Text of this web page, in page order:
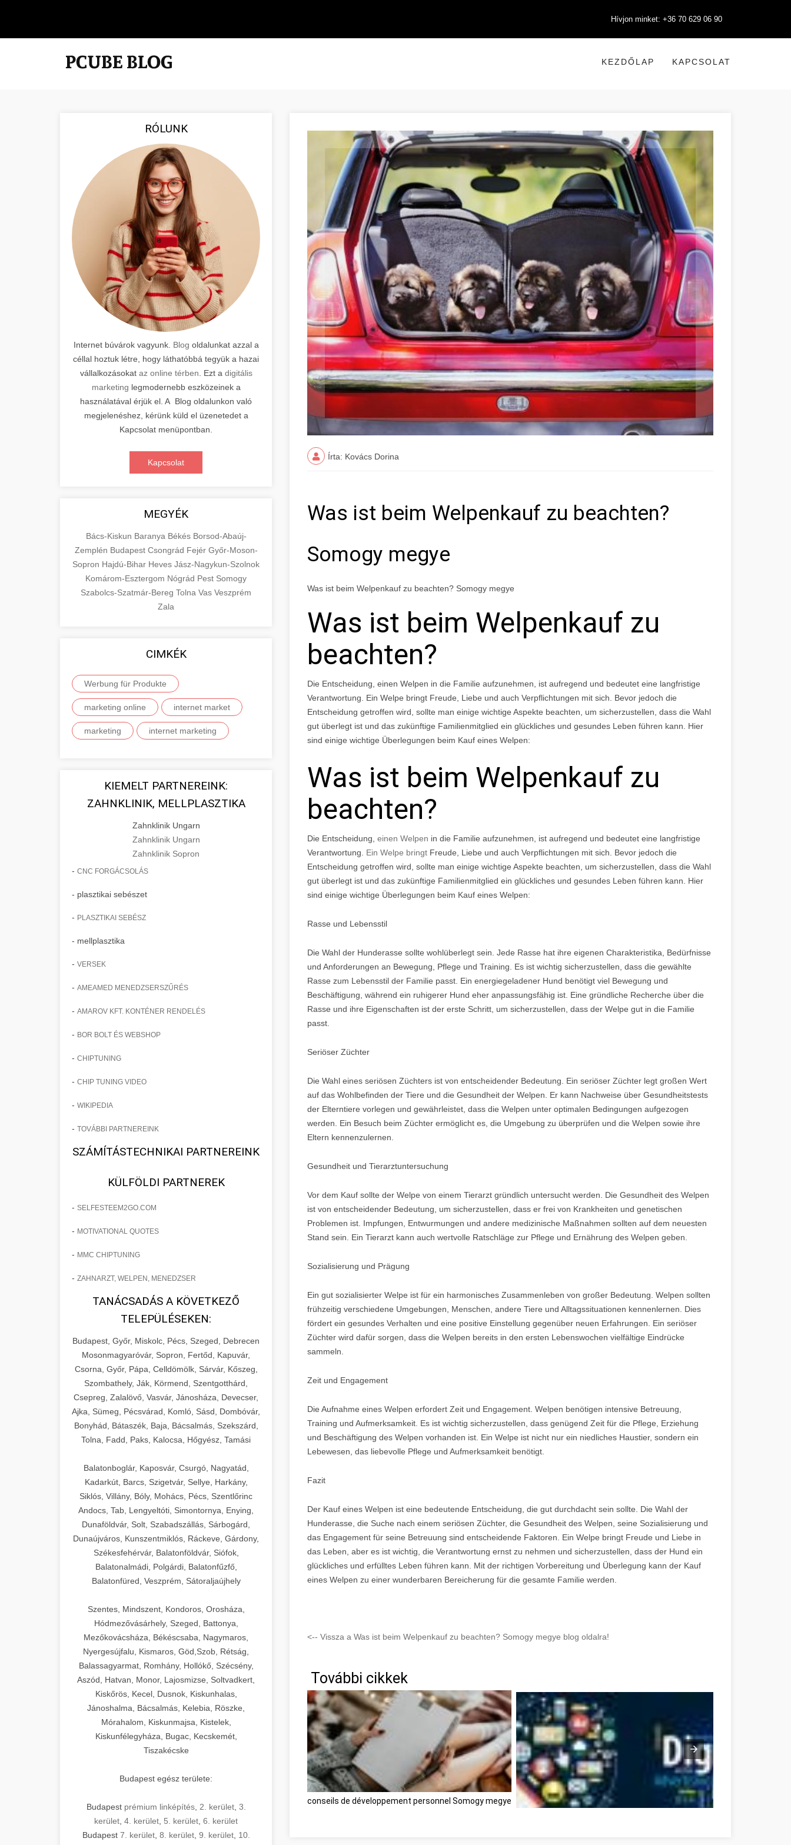
Hívjon minket: +36 70 629 06 90
KEZDŐLAP KAPCSOLAT
RÓLUNK
Internet búvárok vagyunk. Blog oldalunkat azzal a
céllal hoztuk létre, hogy láthatóbbá tegyük a hazai
vállalkozásokat az online térben . Ezt a digitális
marketing legmodernebb eszközeinek a
használatával érjük el. A Blog oldalunkon való
megjelenéshez, kérünk küld el üzenetedet a
Kapcsolat menüpontban.
Kapcsolat
MEGYÉK
Bács-Kiskun Baranya Békés Borsod-Abaúj-
Zemplén Budapest Csongrád Fejér Győr-Moson-
Sopron Hajdú-Bihar Heves Jász-Nagykun-Szolnok
Komárom-Esztergom Nógrád Pest Somogy
Szabolcs-Szatmár-Bereg Tolna Vas Veszprém
Zala
CIMKÉK
Werbung für Produkte
marketing online internet market
marketing internet marketing
KIEMELT PARTNEREINK:
ZAHNKLINIK, MELLPLASZTIKA
Zahnklinik Ungarn
Zahnklinik Ungarn
Zahnklinik Sopron
- CNC FORGÁCSOLÁS
- plasztikai sebészet
- PLASZTIKAI SEBÉSZ
- mellplasztika
- VERSEK
- AMEAMED MENEDZSERSZŰRÉS
- AMAROV KFT. KONTÉNER RENDELÉS
- BOR BOLT ÉS WEBSHOP
- CHIPTUNING
- CHIP TUNING VIDEO
- WIKIPEDIA
- TOVÁBBI PARTNEREINK
SZÁMÍTÁSTECHNIKAI PARTNEREINK
KÜLFÖLDI PARTNEREK
- SELFESTEEM2GO.COM
- MOTIVATIONAL QUOTES
- MMC CHIPTUNING
- ZAHNARZT, WELPEN, MENEDZSER
TANÁCSADÁS A KÖVETKEZŐ
TELEPÜLÉSEKEN:
Budapest, Győr, Miskolc, Pécs, Szeged, Debrecen
Mosonmagyaróvár, Sopron, Fertőd, Kapuvár,
Csorna, Győr, Pápa, Celldömölk, Sárvár, Kőszeg,
Szombathely, Ják, Körmend, Szentgotthárd,
Csepreg, Zalalövő, Vasvár, Jánosháza, Devecser,
Ajka, Sümeg, Pécsvárad, Komló, Sásd, Dombóvár,
Bonyhád, Bátaszék, Baja, Bácsalmás, Szekszárd,
Tolna, Fadd, Paks, Kalocsa, Hőgyész, Tamási
Balatonboglár, Kaposvár, Csurgó, Nagyatád,
Kadarkút, Barcs, Szigetvár, Sellye, Harkány,
Siklós, Villány, Bóly, Mohács, Pécs, Szentlőrinc
Andocs, Tab, Lengyeltóti, Simontornya, Enying,
Dunaföldvár, Solt, Szabadszállás, Sárbogárd,
Dunaújváros, Kunszentmiklós, Ráckeve, Gárdony,
Székesfehérvár, Balatonföldvár, Siófok,
Balatonalmádi, Polgárdi, Balatonfűzfő,
Balatonfüred, Veszprém, Sátoraljaújhely
Szentes, Mindszent, Kondoros, Orosháza,
Hódmezővásárhely, Szeged, Battonya,
Mezőkovácsháza, Békéscsaba, Nagymaros,
Nyergesújfalu, Kismaros, Göd,Szob, Rétság,
Balassagyarmat, Romhány, Hollókő, Szécsény,
Aszód, Hatvan, Monor, Lajosmizse, Soltvadkert,
Kiskőrös, Kecel, Dusnok, Kiskunhalas,
Jánoshalma, Bácsalmás, Kelebia, Röszke,
Mórahalom, Kiskunmajsa, Kistelek,
Kiskunfélegyháza, Bugac, Kecskemét,
Tiszakécske
Budapest egész területe:
Budapest prémium linképítés, 2. kerület, 3.
kerület 4. kerület 5. kerület 6. kerület
Budapest 7. kerület, 8. kerület, 9. kerület, 10.
Írta: Kovács Dorina
Was ist beim Welpenkauf zu beachten?
Somogy megye
Was ist beim Welpenkauf zu beachten? Somogy megye
Was ist beim Welpenkauf zu
beachten?
Die Entscheidung, einen Welpen in die Familie aufzunehmen, ist aufregend und bedeutet eine langfristige
Verantwortung. Ein Welpe bringt Freude, Liebe und auch Verpflichtungen mit sich. Bevor jedoch die
Entscheidung getroffen wird, sollte man einige wichtige Aspekte beachten, um sicherzustellen, dass die Wahl
gut überlegt ist und das zukünftige Familienmitglied ein glückliches und gesundes Leben führen kann. Hier
sind einige wichtige Überlegungen beim Kauf eines Welpen:
Was ist beim Welpenkauf zu
beachten?
Die Entscheidung, einen Welpen in die Familie aufzunehmen, ist aufregend und bedeutet eine langfristige
Verantwortung. Ein Welpe bringt Freude, Liebe und auch Verpflichtungen mit sich. Bevor jedoch die
Entscheidung getroffen wird, sollte man einige wichtige Aspekte beachten, um sicherzustellen, dass die Wahl
gut überlegt ist und das zukünftige Familienmitglied ein glückliches und gesundes Leben führen kann. Hier
sind einige wichtige Überlegungen beim Kauf eines Welpen:
Rasse und Lebensstil
Die Wahl der Hunderasse sollte wohlüberlegt sein. Jede Rasse hat ihre eigenen Charakteristika, Bedürfnisse
und Anforderungen an Bewegung, Pflege und Training. Es ist wichtig sicherzustellen, dass die gewählte
Rasse zum Lebensstil der Familie passt. Ein energiegeladener Hund benötigt viel Bewegung und
Beschäftigung, während ein ruhigerer Hund eher anpassungsfähig ist. Eine gründliche Recherche über die
Rasse und ihre Eigenschaften ist der erste Schritt, um sicherzustellen, dass der Welpe gut in die Familie
passt.
Seriöser Züchter
Die Wahl eines seriösen Züchters ist von entscheidender Bedeutung. Ein seriöser Züchter legt großen Wert
auf das Wohlbefinden der Tiere und die Gesundheit der Welpen. Er kann Nachweise über Gesundheitstests
der Elterntiere vorlegen und gewährleistet, dass die Welpen unter optimalen Bedingungen aufgezogen
werden. Ein Besuch beim Züchter ermöglicht es, die Umgebung zu überprüfen und die Welpen sowie ihre
Eltern kennenzulernen.
Gesundheit und Tierarztuntersuchung
Vor dem Kauf sollte der Welpe von einem Tierarzt gründlich untersucht werden. Die Gesundheit des Welpen
ist von entscheidender Bedeutung, um sicherzustellen, dass er frei von Krankheiten und genetischen
Problemen ist. Impfungen, Entwurmungen und andere medizinische Maßnahmen sollten auf dem neuesten
Stand sein. Ein Tierarzt kann auch wertvolle Ratschläge zur Pflege und Ernährung des Welpen geben.
Sozialisierung und Prägung
Ein gut sozialisierter Welpe ist für ein harmonisches Zusammenleben von großer Bedeutung. Welpen sollten
frühzeitig verschiedene Umgebungen, Menschen, andere Tiere und Alltagssituationen kennenlernen. Dies
fördert ein gesundes Verhalten und eine positive Einstellung gegenüber neuen Erfahrungen. Ein seriöser
Züchter wird dafür sorgen, dass die Welpen bereits in den ersten Lebenswochen vielfältige Eindrücke
sammeln.
Zeit und Engagement
Die Aufnahme eines Welpen erfordert Zeit und Engagement. Welpen benötigen intensive Betreuung,
Training und Aufmerksamkeit. Es ist wichtig sicherzustellen, dass genügend Zeit für die Pflege, Erziehung
und Beschäftigung des Welpen vorhanden ist. Ein Welpe ist nicht nur ein niedliches Haustier, sondern ein
Lebewesen, das liebevolle Pflege und Aufmerksamkeit benötigt.
Fazit
Der Kauf eines Welpen ist eine bedeutende Entscheidung, die gut durchdacht sein sollte. Die Wahl der
Hunderasse, die Suche nach einem seriösen Züchter, die Gesundheit des Welpen, seine Sozialisierung und
das Engagement für seine Betreuung sind entscheidende Faktoren. Ein Welpe bringt Freude und Liebe in
das Leben, aber es ist wichtig, die Verantwortung ernst zu nehmen und sicherzustellen, dass der Hund ein
glückliches und erfülltes Leben führen kann. Mit der richtigen Vorbereitung und Überlegung kann der Kauf
eines Welpen zu einer wunderbaren Bereicherung für die gesamte Familie werden.
<-- Vissza a Was ist beim Welpenkauf zu beachten? Somogy megye blog oldalra!
További cikkek
conseils de développement personnel Somogy megye